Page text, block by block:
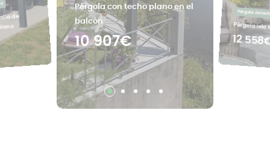
de
10 907€
Pérgola con techo plano en el
balcón
12
Pérgola isla
Pérgola de